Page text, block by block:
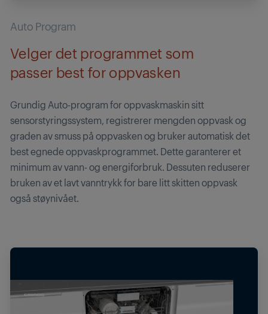
Auto Program
Velger det programmet som
passer best for oppvasken
Grundig Auto-program for oppvaskmaskin sitt
sensorstyringssystem, registrerer mengden oppvask og
graden av smuss på oppvasken og bruker automatisk det
best egnede oppvaskprogrammet. Dette garanterer et
minimum av vann- og energiforbruk. Dessuten reduserer
bruken av et lavt vanntrykk for bare litt skitten oppvask
også støynivået.